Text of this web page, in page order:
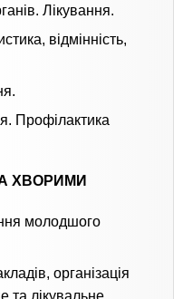
Лікування.
відмінність,
Профілактика
ХВОРИМИ
молодшого
організація
та лікувальне